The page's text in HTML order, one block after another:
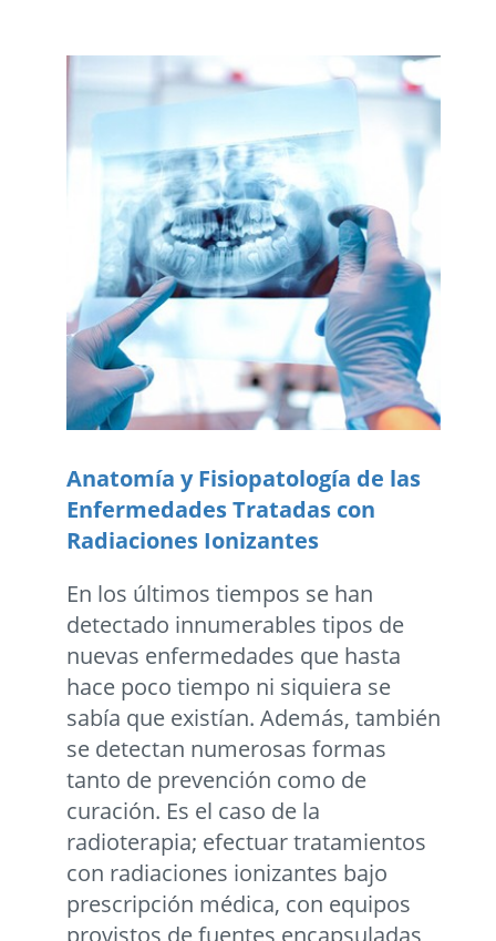
Anatomí­a y Fisiopatologí­a de las
Enfermedades Tratadas con
Radiaciones Ionizantes
En los últimos tiempos se han
detectado innumerables tipos de
nuevas enfermedades que hasta
hace poco tiempo ni siquiera se
sabía que existían. Además, también
se detectan numerosas formas
tanto de prevención como de
curación. Es el caso de la
radioterapia; efectuar tratamientos
con radiaciones ionizantes bajo
prescripción médica, con equipos
provistos de fuentes encapsuladas